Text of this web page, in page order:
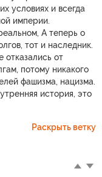
условиях и всегда
империи.
реальном, А теперь о
тот и наследник.
от
потому никакого
фашизма, нацизма.
история, это
Раскрыть ветку